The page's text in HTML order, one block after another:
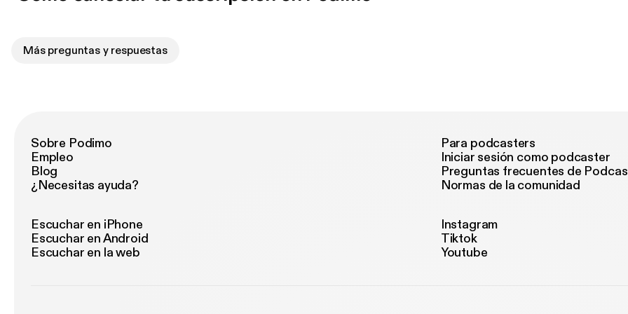
Más preguntas y respuestas
Sobre Podimo
Empleo
Blog
¿Necesitas ayuda?
Para podcasters
Iniciar sesión como podcaster
Preguntas frecuentes de
Normas de la comunidad
Escuchar en iPhone
Escuchar en Android
Escuchar en la web
Instagram
Tiktok
Youtube